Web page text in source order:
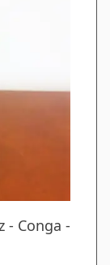
- Conga -